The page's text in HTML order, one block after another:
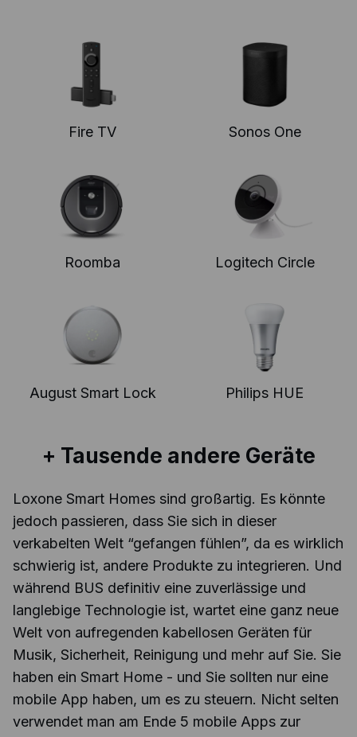
Fire TV Sonos One
Roomba Logitech Circle
August Smart Lock Philips HUE
+ Tausende andere Geräte
Loxone Smart Homes sind großartig. Es könnte
jedoch passieren, dass Sie sich in dieser
verkabelten Welt “gefangen fühlen”, da es wirklich
schwierig ist, andere Produkte zu integrieren. Und
während BUS definitiv eine zuverlässige und
langlebige Technologie ist, wartet eine ganz neue
Welt von aufregenden kabellosen Geräten für
Musik, Sicherheit, Reinigung und mehr auf Sie. Sie
haben ein Smart Home - und Sie sollten nur eine
mobile App haben, um es zu steuern. Nicht selten
verwendet man am Ende 5 mobile Apps zur